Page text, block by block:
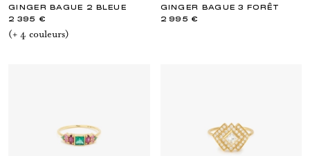
GINGER BAGUE 2 BLEUE
2 395 €
(+ 4 couleurs)
GINGER BAGUE 3 FORÊT
2 995 €